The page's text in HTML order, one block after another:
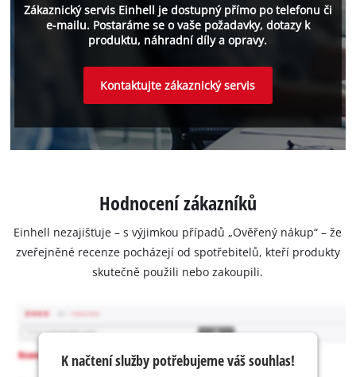
Zákaznický servis Einhell je dostupný přímo po telefonu či
e-mailu. Postaráme se o vaše požadavky, dotazy k
produktu, náhradní díly a opravy.
Kontaktujte zákaznický servis
Hodnocení zákazníků
Einhell nezajišťuje – s výjimkou případů „Ověřený nákup“ – že
zveřejněné recenze pocházejí od spotřebitelů, kteří produkty
skutečně použili nebo zakoupili.
K načtení služby potřebujeme váš souhlas!